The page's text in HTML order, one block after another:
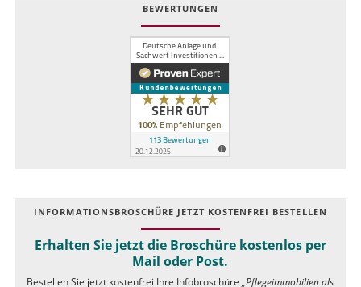
BEWERTUNGEN
INFOR­MATIONS­BROSCHÜRE JETZT KOSTEN­FREI BESTELLEN
Erhalten Sie jetzt die Broschüre kostenlos per
Mail oder Post.
Bestellen Sie jetzt kostenfrei Ihre Infobroschüre„Pflegeimmobilien als